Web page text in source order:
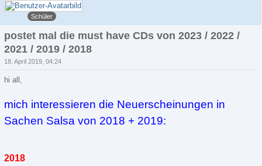
cubano
Schüler
postet mal die must have CDs von 2023 / 2022 /
2021 / 2019 / 2018
18. April 2019, 04:24
hi all,
mich interessieren die Neuerscheinungen in
Sachen Salsa von 2018 + 2019:
2018